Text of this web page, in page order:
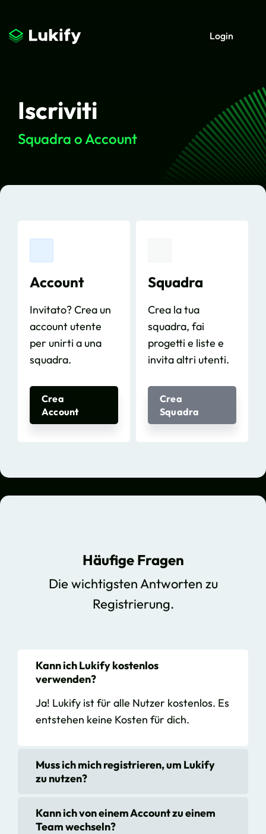
Login
Iscriviti
Squadra o Account
Account
Invitato? Crea un
account utente
per unirti a una
squadra.
Crea
Account
Squadra
Crea la tua
squadra, fai
progetti e liste e
invita altri utenti.
Crea
Squadra
Häufige Fragen
Die wichtigsten Antworten zu
Registrierung.
Kann ich Lukify kostenlos
verwenden?
Ja! Lukify ist für alle Nutzer kostenlos. Es
entstehen keine Kosten für dich.
Muss ich mich registrieren, um Lukify
zu nutzen?
Kann ich von einem Account zu einem
Team wechseln?